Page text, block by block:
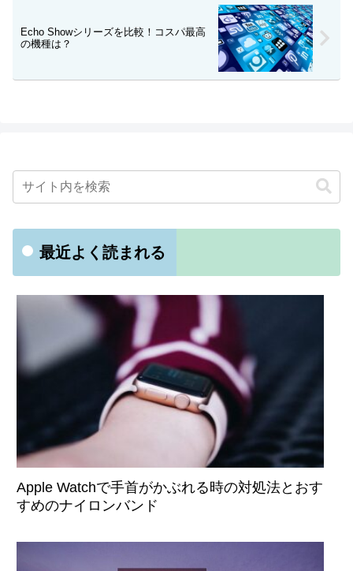
Echo Showシリーズを比較！コスパ最高
の機種は？
最近よく読まれる
Apple Watchで手首がかぶれる時の対処法とおす
すめのナイロンバンド